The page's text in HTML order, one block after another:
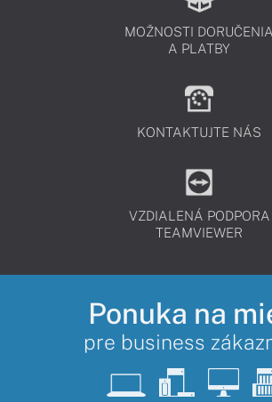
MOŽNOSTI DORUČENIA
A PLATBY
KONTAKTUJTE NÁS
VZDIALENÁ PODPORA
TEAMVIEWER
Ponuka na
pre business